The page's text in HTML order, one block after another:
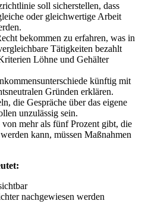
soll sicherstellen, dass
oder gleichwertige Arbeit
bekommen zu erfahren, was in
Tätigkeiten bezahlt
Löhne und Gehälter
künftig mit
Gründen erklären.
die Gespräche über das eigene
unzulässig sein.
mehr als fünf Prozent gibt, die
kann, müssen Maßnahmen
nachgewiesen werden